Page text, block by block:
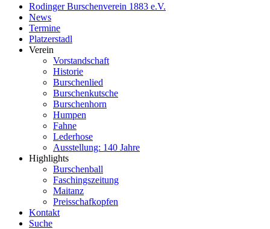
Rodinger Burschenverein 1883 e.V.
News
Termine
Platzerstadl
Verein
Vorstandschaft
Historie
Burschenlied
Burschenkutsche
Burschenhorn
Humpen
Fahne
Lederhose
Ausstellung: 140 Jahre
Highlights
Burschenball
Faschingszeitung
Maitanz
Preisschafkopfen
Kontakt
Suche